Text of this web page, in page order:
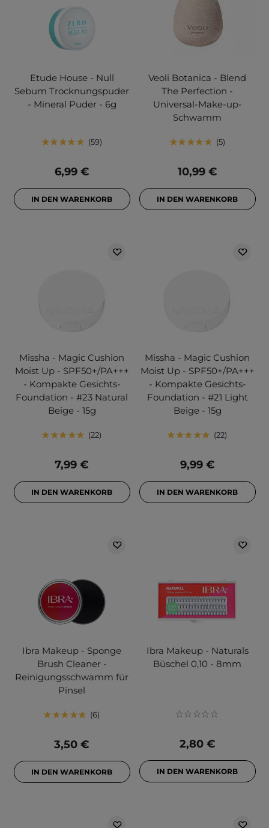
Etude House - Null
Sebum Trocknungspuder
- Mineral Puder - 6g
59
6,99 €
IN DEN WARENKORB
Veoli Botanica - Blend
The Perfection -
Universal-Make-up-
Schwamm
5
10,99 €
IN DEN WARENKORB
Missha - Magic Cushion
Moist Up - SPF50+/PA+++
- Kompakte Gesichts-
Foundation - #23 Natural
Beige - 15g
22
7,99 €
IN DEN WARENKORB
Missha - Magic Cushion
Moist Up - SPF50+/PA+++
- Kompakte Gesichts-
Foundation - #21 Light
Beige - 15g
22
9,99 €
IN DEN WARENKORB
Ibra Makeup - Sponge
Brush Cleaner -
Reinigungsschwamm für
Pinsel
6
3,50 €
IN DEN WARENKORB
Ibra Makeup - Naturals
Büschel 0,10 - 8mm
2,80 €
IN DEN WARENKORB